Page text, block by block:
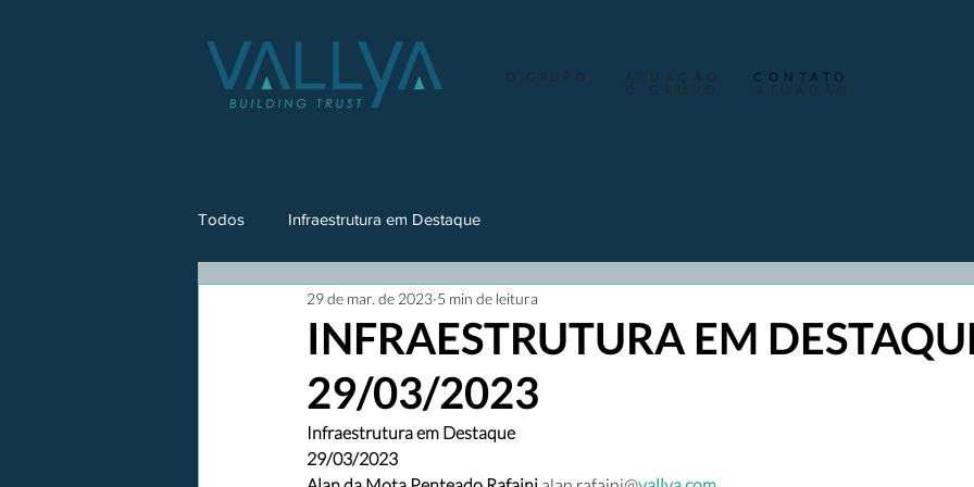
O GRUPO ATUAÇÃO
CONTATO
O GRUPO
ATUAÇÃO
Todos Infraestrutura em Destaque
INFRAESTRUTURA EM
29/03/2023
29 de mar. de 2023 5 min de leitura
Infraestrutura em Destaque
29/03/2023